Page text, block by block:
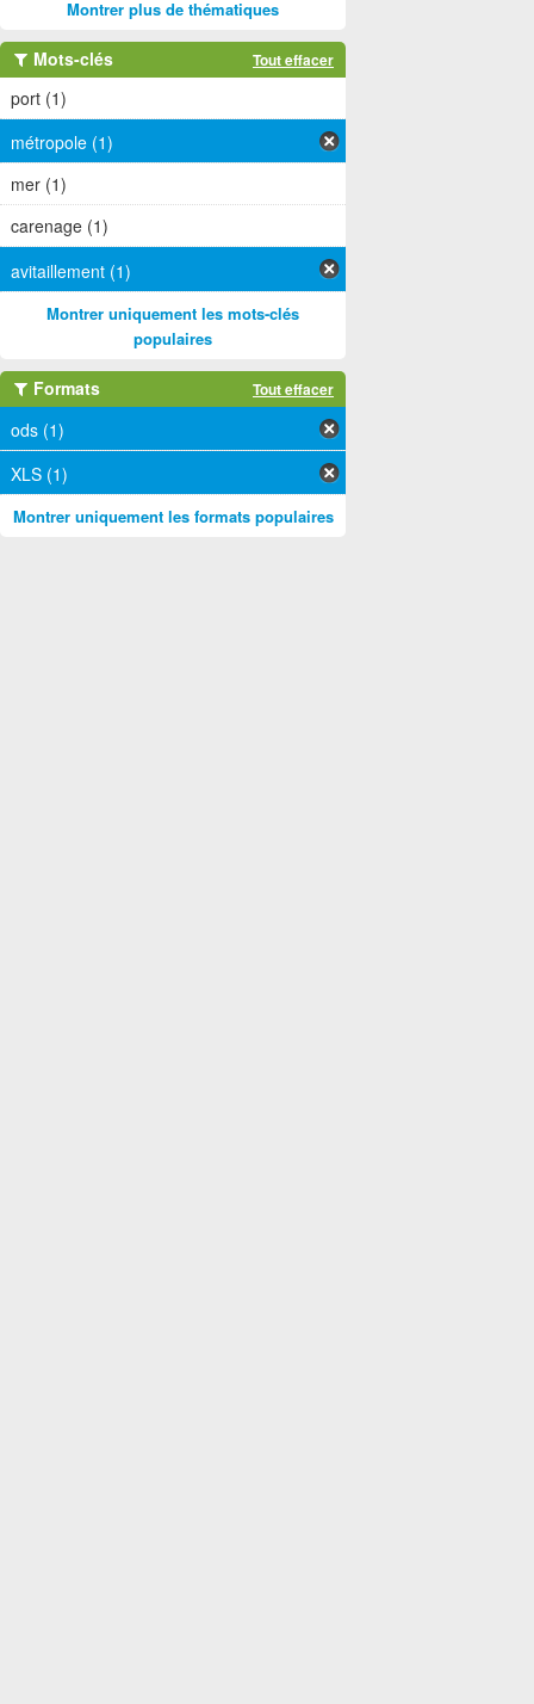
Montrer plus de thématiques
Mots-clés Tout effacer
port (1)
métropole (1)
mer (1)
carenage (1)
avitaillement (1)
Montrer uniquement les mots-clés
populaires
Formats Tout effacer
ods (1)
XLS (1)
Montrer uniquement les formats populaires